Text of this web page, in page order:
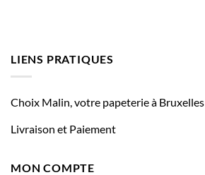
LIENS PRATIQUES
Choix Malin, votre papeterie à Bruxelles
Livraison et Paiement
MON COMPTE